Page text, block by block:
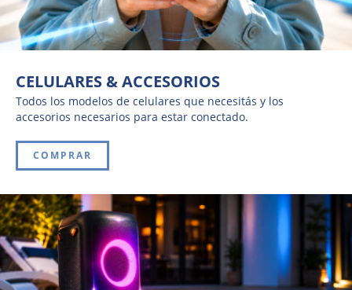
CELULARES & ACCESORIOS
Todos los modelos de celulares que necesitás y los
accesorios necesarios para estar conectado.
COMPRAR